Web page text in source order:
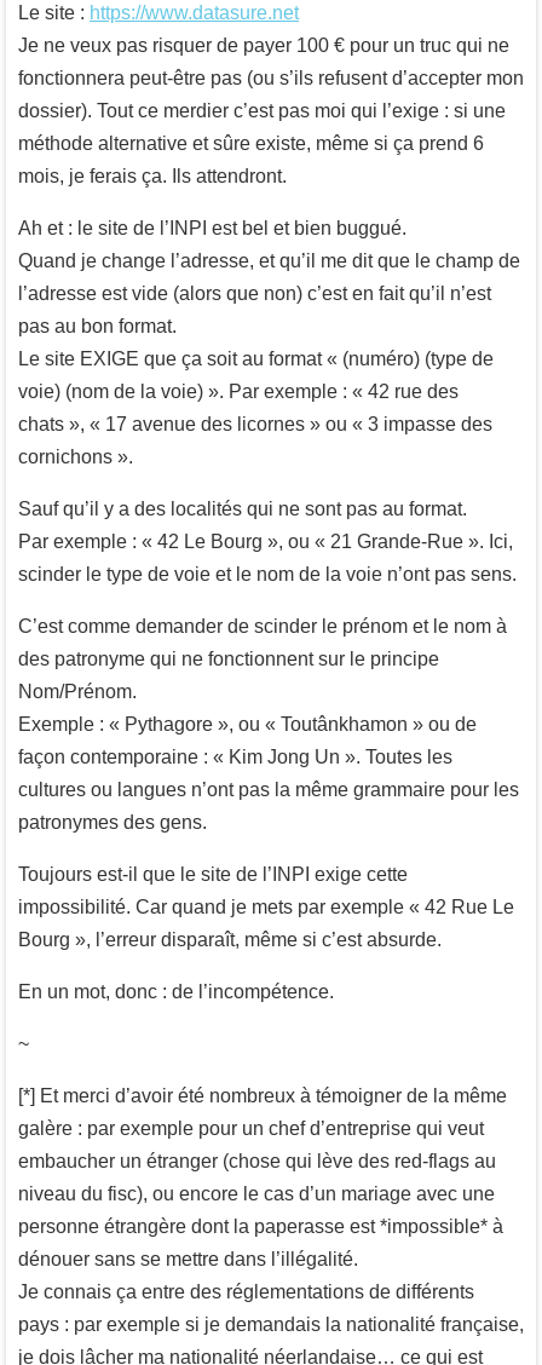
Le site : https://www.datasure.net
Je ne veux pas risquer de payer 100 € pour un truc qui ne
fonctionnera peut-être pas (ou s’ils refusent d’accepter mon
dossier). Tout ce merdier c’est pas moi qui l’exige : si une
méthode alternative et sûre existe, même si ça prend 6
mois, je ferais ça. Ils attendront.
Ah et : le site de l’INPI est bel et bien buggué.
Quand je change l’adresse, et qu’il me dit que le champ de
l’adresse est vide (alors que non) c’est en fait qu’il n’est
pas au bon format.
Le site EXIGE que ça soit au format « (numéro) (type de
voie) (nom de la voie) ». Par exemple : « 42 rue des
chats », « 17 avenue des licornes » ou « 3 impasse des
cornichons ».
Sauf qu’il y a des localités qui ne sont pas au format.
Par exemple : « 42 Le Bourg », ou « 21 Grande-Rue ». Ici,
scinder le type de voie et le nom de la voie n’ont pas sens.
C’est comme demander de scinder le prénom et le nom à
des patronyme qui ne fonctionnent sur le principe
Nom/Prénom.
Exemple : « Pythagore », ou « Toutânkhamon » ou de
façon contemporaine : « Kim Jong Un ». Toutes les
cultures ou langues n’ont pas la même grammaire pour les
patronymes des gens.
Toujours est-il que le site de l’INPI exige cette
impossibilité. Car quand je mets par exemple « 42 Rue Le
Bourg », l’erreur disparaît, même si c’est absurde.
En un mot, donc : de l’incompétence.
~
[*] Et merci d’avoir été nombreux à témoigner de la même
galère : par exemple pour un chef d’entreprise qui veut
embaucher un étranger (chose qui lève des red-flags au
niveau du fisc), ou encore le cas d’un mariage avec une
personne étrangère dont la paperasse est *impossible* à
dénouer sans se mettre dans l’illégalité.
Je connais ça entre des réglementations de différents
pays : par exemple si je demandais la nationalité française,
je dois lâcher ma nationalité néerlandaise… ce qui est